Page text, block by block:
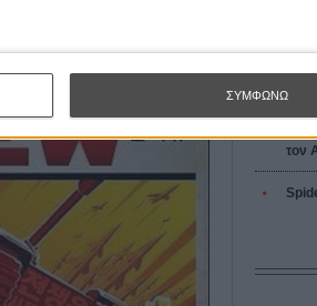
ΣΥΜΦΩΝΩ
Ο
10
τον